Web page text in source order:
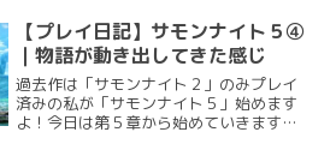
想を載せているので多少のネタバレが含
まれます。閲覧...
【プレイ日記】サモンナイト５④
｜物語が動き出してきた感じ
過去作は「サモンナイト２」のみプレイ
済みの私が「サモンナイト５」始めます
よ！今日は第５章から始めていきます。